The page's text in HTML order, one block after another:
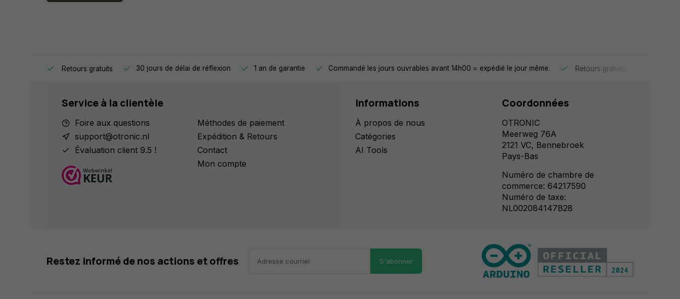
Retours gratuits 30 jours de délai de réflexion 1 an de garantie Commandé les jours ouvrables avant 14h00 = expédié le jour même. Retours gratuits
Service à la clientèle
Foire aux questions
support@otronic.nl
Évaluation client 9.5 !
Méthodes de paiement
Expédition & Retours
Contact
Mon compte
Informations
À propos de nous
Catégories
AI Tools
Coordonnées
OTRONIC
Meerweg 76A
2121 VC, Bennebroek
Pays-Bas
Numéro de chambre de
commerce: 64217590
Numéro de taxe:
NL002084147B28
Restez informé de nos actions et offres S'abonner